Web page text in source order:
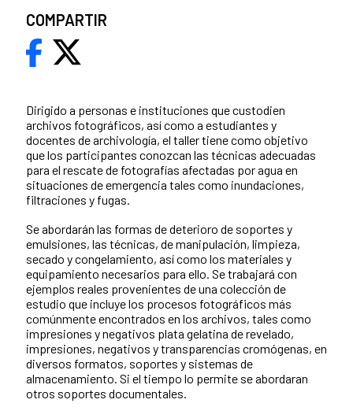
Dirigido a personas e instituciones que custodien
archivos fotográficos, así como a estudiantes y
docentes de archivología, el taller tiene como objetivo
que los participantes conozcan las técnicas adecuadas
para el rescate de fotografías afectadas por agua en
situaciones de emergencia tales como inundaciones,
filtraciones y fugas.
Se abordarán las formas de deterioro de soportes y
emulsiones, las técnicas, de manipulación, limpieza,
secado y congelamiento, así como los materiales y
equipamiento necesarios para ello. Se trabajará con
ejemplos reales provenientes de una colección de
estudio que incluye los procesos fotográficos más
comúnmente encontrados en los archivos, tales como
impresiones y negativos plata gelatina de revelado,
impresiones, negativos y transparencias cromógenas, en
diversos formatos, soportes y sistemas de
almacenamiento. Si el tiempo lo permite se abordaran
otros soportes documentales.
COMPARTIR